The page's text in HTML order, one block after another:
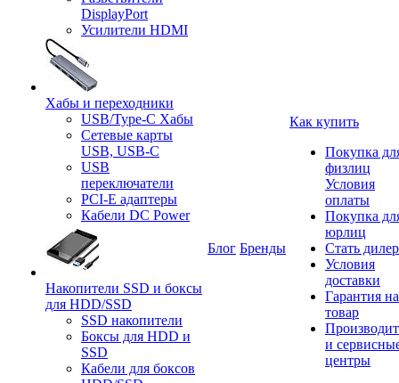
DisplayPort
Усилители HDMI
Хабы и переходники
USB/Type-C Хабы
Сетевые карты
USB, USB-C
USB
переключатели
PCI-E адаптеры
Кабели DC Power
Накопители SSD и боксы
для HDD/SSD
SSD накопители
Боксы для HDD и
SSD
Кабели для боксов
Блог Бренды
Как купить
Покупка
физлиц
Условия
оплаты
Покупка
юрлиц
Стать
Условия
доставки
Гарантия на
товар
и
центры